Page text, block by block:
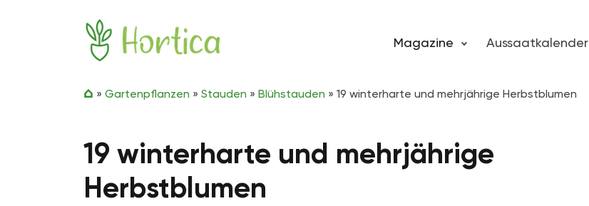
Magazine Aussaatkalender
» Gartenpflanzen » Stauden » Blühstauden » 19 winterharte und mehrjährige Herbstblumen
19 winterharte und mehrjährige
Herbstblumen